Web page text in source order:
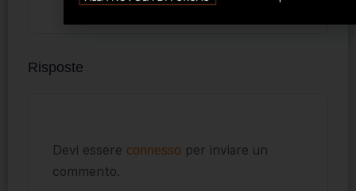
Risposte
Devi essere connesso per inviare un
commento.